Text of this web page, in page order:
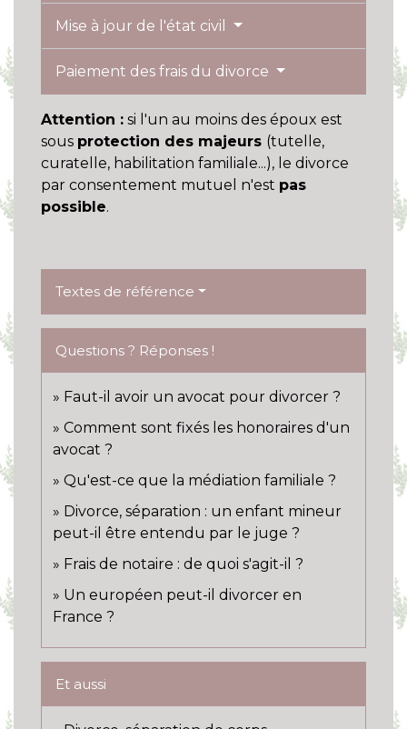
Mise à jour de l'état civil
Paiement des frais du divorce
Attention : si l'un au moins des époux est
sous protection des majeurs (tutelle,
curatelle, habilitation familiale...), le divorce
par consentement mutuel n'est pas
possible.
Textes de référence
Questions ? Réponses !
Faut-il avoir un avocat pour divorcer ?
Comment sont fixés les honoraires d'un
avocat ?
Qu'est-ce que la médiation familiale ?
Divorce, séparation : un enfant mineur
peut-il être entendu par le juge ?
Frais de notaire : de quoi s'agit-il ?
Un européen peut-il divorcer en
France ?
Et aussi